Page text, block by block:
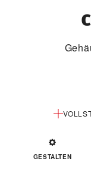
GESTALTEN